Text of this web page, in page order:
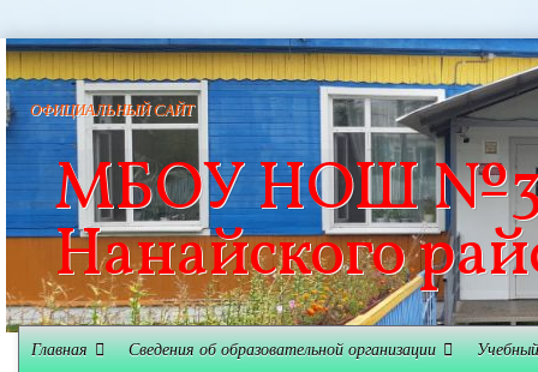
МБОУ НОШ №3
Нанайского
ОФИЦИАЛЬНЫЙ САЙТ
Главная Сведения об образовательной организации